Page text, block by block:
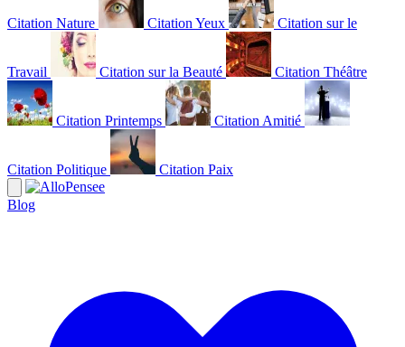
Citation Nature Citation Yeux Citation sur le
Travail Citation sur la Beauté Citation Théâtre
Citation Printemps Citation Amitié
Citation Politique Citation Paix
Blog